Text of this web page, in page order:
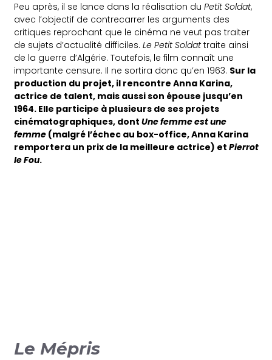
Peu après, il se lance dans la réalisation duPetit Soldat,
avec l’objectif de contrecarrer les arguments des
critiques reprochant que le cinéma ne veut pas traiter
de sujets d’actualité difficiles.Le Petit Soldat traite ainsi
de la guerre d’Algérie. Toutefois, le film connaît une
importante censure. Il ne sortira donc qu’en 1963. Sur la
production du projet, il rencontre Anna Karina,
actrice de talent, mais aussi son épouse jusqu’en
1964. Elle participe à plusieurs de ses projets
cinématographiques, dontUne femme est une
femme (malgré l’échec au box-office, Anna Karina
remportera un prix de la meilleure actrice) etPierrot
le Fou.
Le Mépris